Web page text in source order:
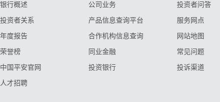
银行概述
投资者关系
年度报告
荣誉榜
中国平安官网
人才招聘
公司业务
产品信息查询平台
合作机构信息查询
同业金融
投资银行
投资者问答
服务网点
网站地图
常见问题
投诉渠道